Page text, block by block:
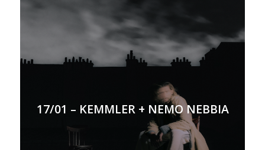
17/01 – KEMMLER + NEMO NEBBIA